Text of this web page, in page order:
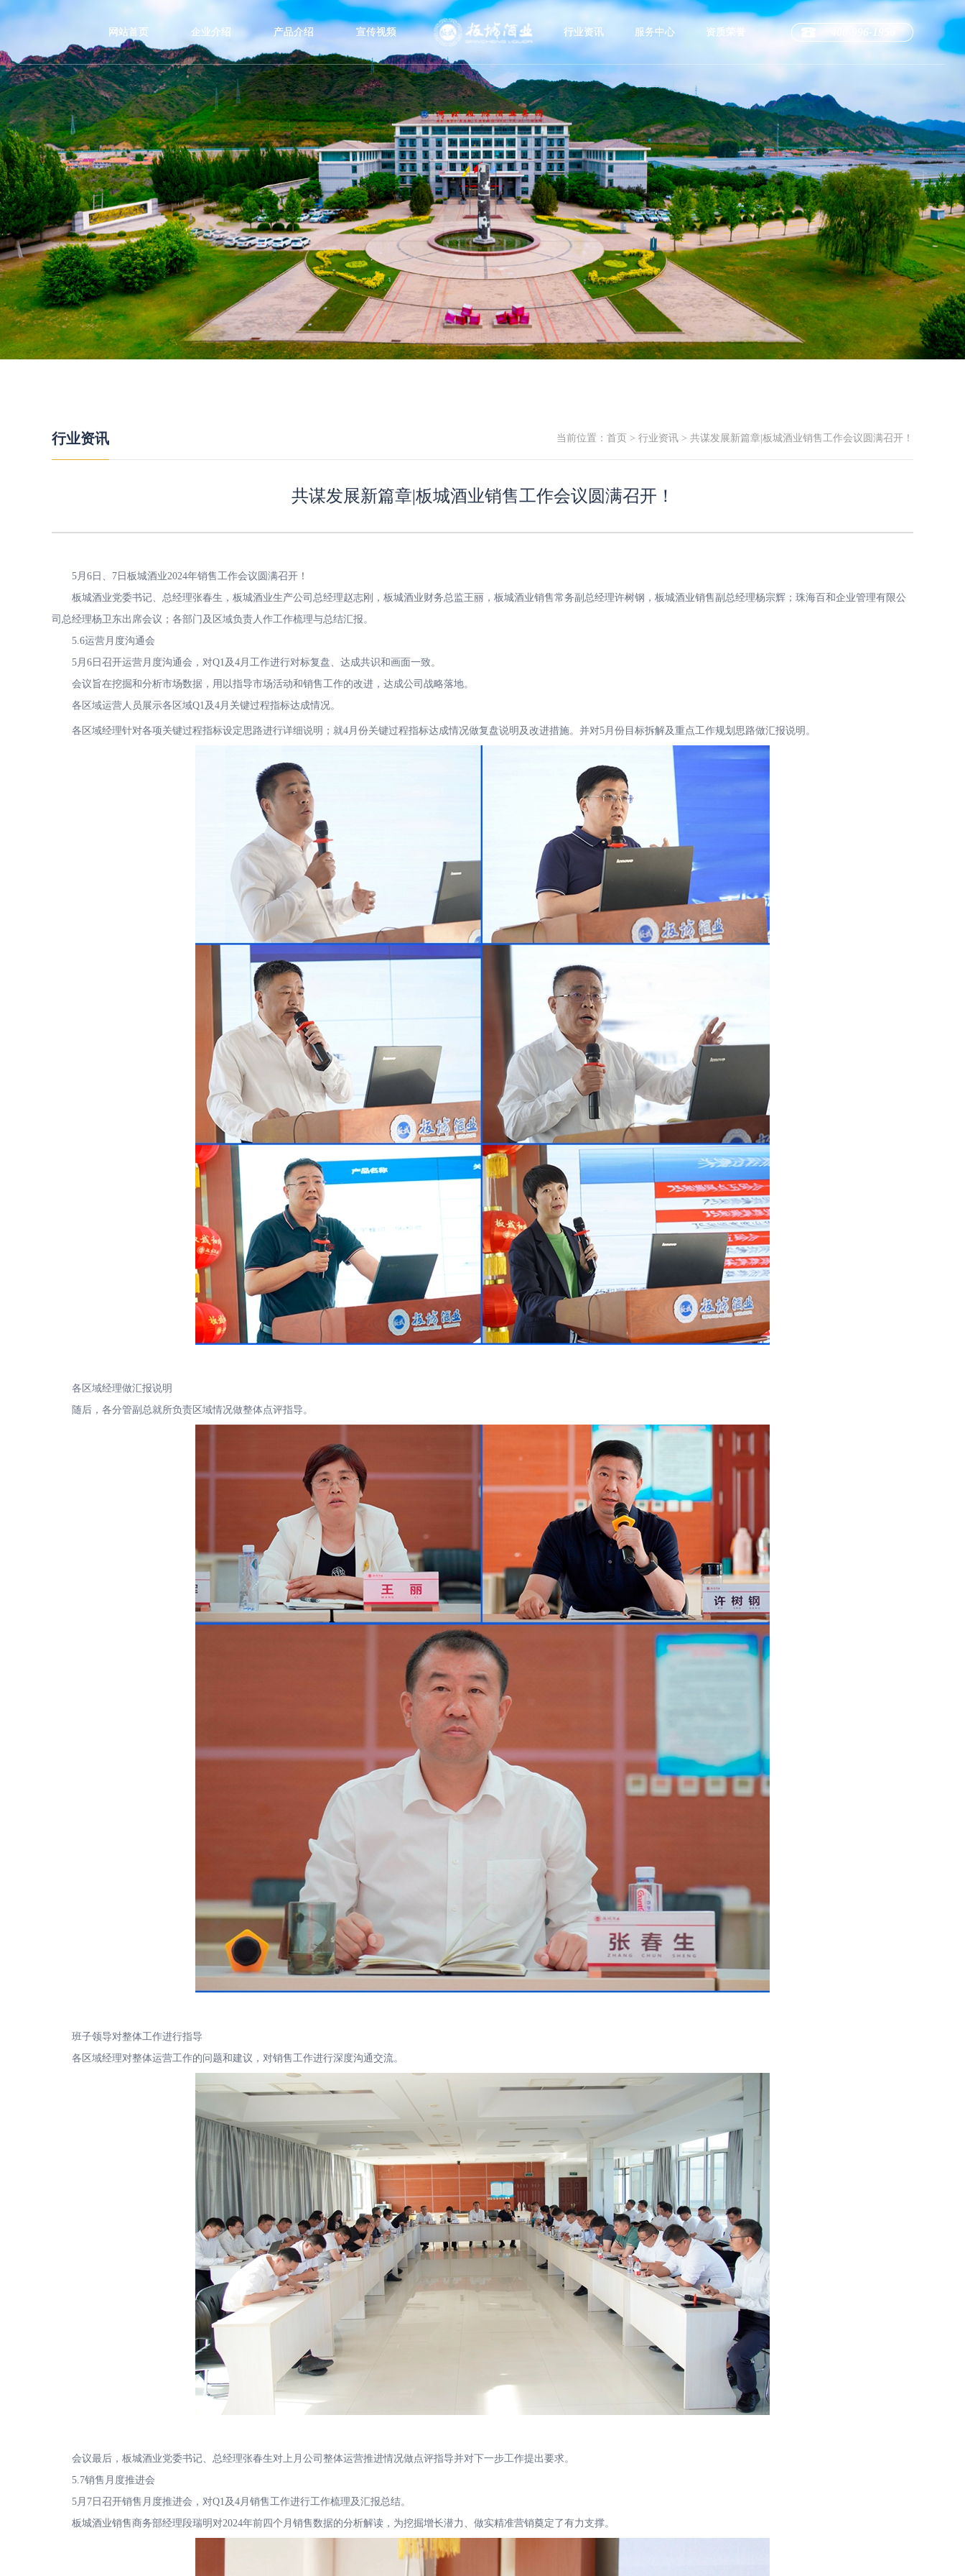
网站首页 企业介绍 产品介绍 宣传视频 行业资讯 服务中心 资质荣誉 400-996-1956
行业资讯 当前位置： 首页 > 行业资讯 > 共谋发展新篇章|板城酒业销售工作会议圆满召开！
共谋发展新篇章|板城酒业销售工作会议圆满召开！
5月6日、7日板城酒业2024年销售工作会议圆满召开！
板城酒业党委书记、总经理张春生，板城酒业生产公司总经理赵志刚，板城酒业财务总监王丽，板城酒业销售常务副总经理许树钢，板城酒业销售副总经理杨宗辉；珠海百和企业管理有限公
司总经理杨卫东出席会议；各部门及区域负责人作工作梳理与总结汇报。
5.6运营月度沟通会
5月6日召开运营月度沟通会，对Q1及4月工作进行对标复盘、达成共识和画面一致。
会议旨在挖掘和分析市场数据，用以指导市场活动和销售工作的改进，达成公司战略落地。
各区域运营人员展示各区域Q1及4月关键过程指标达成情况。
各区域经理针对各项关键过程指标设定思路进行详细说明；就4月份关键过程指标达成情况做复盘说明及改进措施。并对5月份目标拆解及重点工作规划思路做汇报说明。
各区域经理做汇报说明
随后，各分管副总就所负责区域情况做整体点评指导。
班子领导对整体工作进行指导
各区域经理对整体运营工作的问题和建议，对销售工作进行深度沟通交流。
会议最后，板城酒业党委书记、总经理张春生对上月公司整体运营推进情况做点评指导并对下一步工作提出要求。
5.7销售月度推进会
5月7日召开销售月度推进会，对Q1及4月销售工作进行工作梳理及汇报总结。
板城酒业销售商务部经理段瑞明对2024年前四个月销售数据的分析解读，为挖掘增长潜力、做实精准营销奠定了有力支撑。